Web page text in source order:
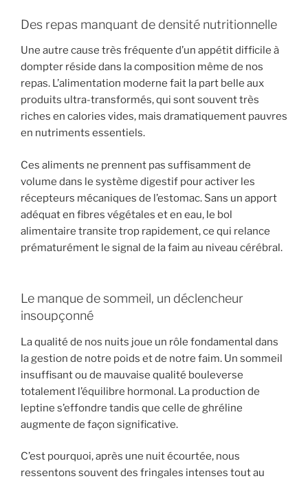
Des repas manquant de densité nutritionnelle
Une autre cause très fréquente d’un appétit difficile à
dompter réside dans la composition même de nos
repas. L’alimentation moderne fait la part belle aux
produits ultra-transformés, qui sont souvent très
riches en calories vides, mais dramatiquement pauvres
en nutriments essentiels.
Ces aliments ne prennent pas suffisamment de
volume dans le système digestif pour activer les
récepteurs mécaniques de l’estomac. Sans un apport
adéquat en fibres végétales et en eau, le bol
alimentaire transite trop rapidement, ce qui relance
prématurément le signal de la faim au niveau cérébral.
Le manque de sommeil, un déclencheur
insoupçonné
La qualité de nos nuits joue un rôle fondamental dans
la gestion de notre poids et de notre faim. Un sommeil
insuffisant ou de mauvaise qualité bouleverse
totalement l’équilibre hormonal. La production de
leptine s’effondre tandis que celle de ghréline
augmente de façon significative.
C’est pourquoi, après une nuit écourtée, nous
ressentons souvent des fringales intenses tout au